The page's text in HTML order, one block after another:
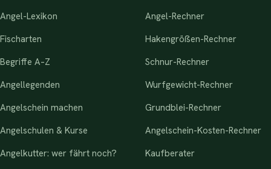
Angel-Lexikon
Fischarten
Begriffe A–Z
Angellegenden
Angelschein machen
Angelschulen & Kurse
Angelkutter: wer fährt noch?
Angel-Rechner
Hakengrößen-Rechner
Schnur-Rechner
Wurfgewicht-Rechner
Grundblei-Rechner
Angelschein-Kosten-Rechner
Kaufberater